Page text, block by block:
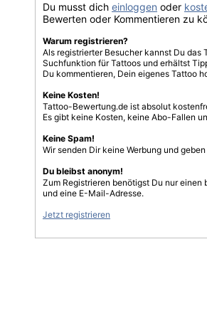
Du musst dich einloggen oder
Bewerten oder Kommentieren zu
Warum registrieren?
Als registrierter Besucher kannst Du
Suchfunktion für Tattoos und erhältst
Du kommentieren, Dein eigenes Tattoo
Keine Kosten!
Tattoo-Bewertung.de ist absolut
Es gibt keine Kosten, keine Abo-Fallen
Keine Spam!
Wir senden Dir keine Werbung und
Du bleibst anonym!
Zum Registrieren benötigst Du nur einen
und eine E-Mail-Adresse.
Jetzt registrieren